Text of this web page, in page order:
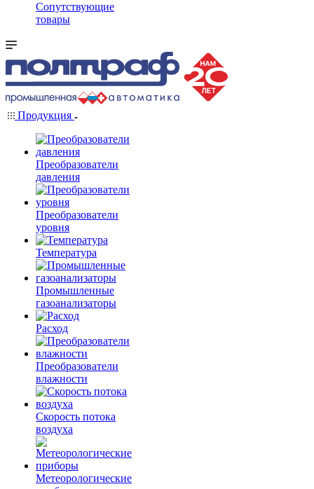
Сопутствующие
товары
Продукция
Преобразователи
давления
Преобразователи
уровня
Температура
Промышленные
газоанализаторы
Расход
Преобразователи
влажности
Скорость потока
воздуха
Метеорологические